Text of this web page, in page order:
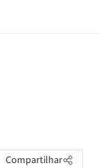
Compartilhar